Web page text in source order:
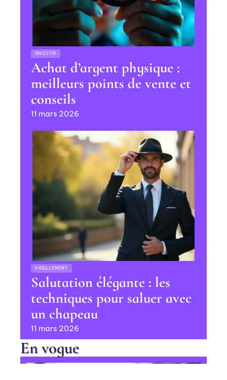
INVESTIR
Achat d’argent physique :
meilleurs points de vente et
conseils
11 mars 2026
HABILLEMENT
Salutation élégante : les
techniques pour saluer avec
un chapeau
11 mars 2026
En vogue